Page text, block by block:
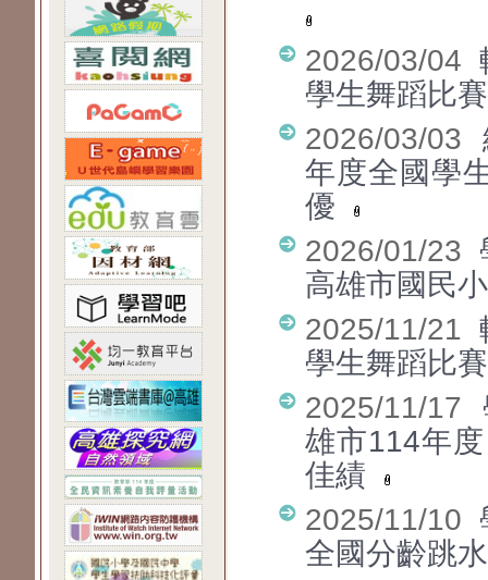
2026/03/04
學生舞蹈比
2026/03/03
年度全國學
優
2026/01/23
高雄市國民
2025/11/21
學生舞蹈比
2025/11/17
雄市114年
佳績
2025/11/10
全國分齡跳